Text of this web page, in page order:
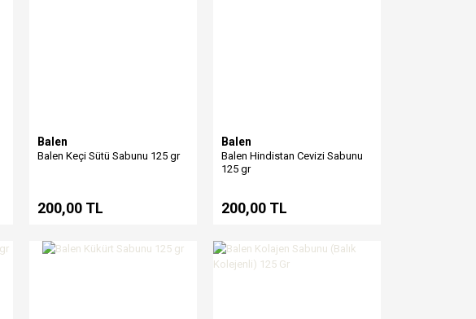
Balen
Balen Keçi Sütü Sabunu 125 gr
200,00 TL
Balen
Balen Hindistan Cevizi Sabunu
125 gr
200,00 TL